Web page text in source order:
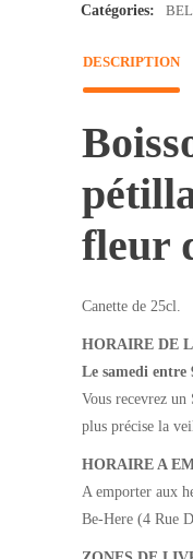
Catégories:
DESCRIPTION
fleur
Canette de 25cl.
HORAIRE DE
Le samedi entre
Vous recevrez
plus précise la
HORAIRE A
A emporter aux
Be-Here (4 Rue